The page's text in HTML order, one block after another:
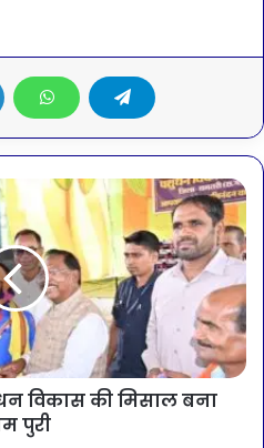
विकास की मिसाल बना
पुरी